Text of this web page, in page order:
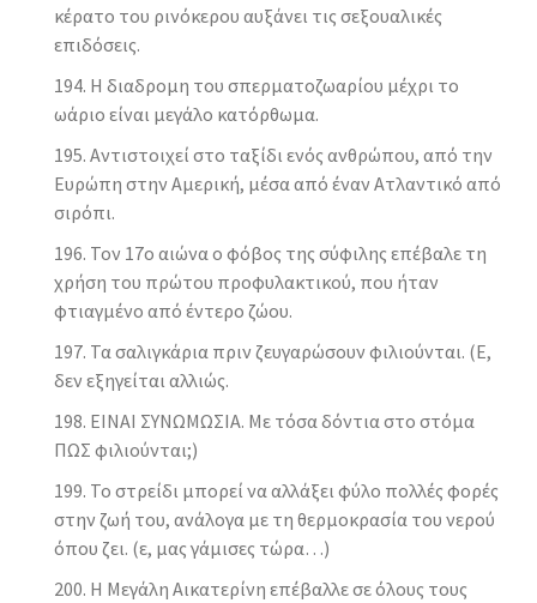
κέρατο του ρινόκερου αυξάνει τις σεξουαλικές
επιδόσεις.
Η διαδρομη του σπερματοζωαρίου μέχρι το
ωάριο είναι μεγάλο κατόρθωμα.
Αντιστοιχεί στο ταξίδι ενός ανθρώπου, από την
Ευρώπη στην Αμερική, μέσα από έναν Ατλαντικό από
σιρόπι.
Τον 17ο αιώνα ο φόβος της σύφιλης επέβαλε τη
χρήση του πρώτου προφυλακτικού, που ήταν
φτιαγμένο από έντερο ζώου.
Τα σαλιγκάρια πριν ζευγαρώσουν φιλιούνται. (Ε,
δεν εξηγείται αλλιώς.
ΕΙΝΑΙ ΣΥΝΩΜΩΣΙΑ. Με τόσα δόντια στο στόμα
ΠΩΣ φιλιούνται;)
Το στρείδι μπορεί να αλλάξει φύλο πολλές φορές
στην ζωή του, ανάλογα με τη θερμοκρασία του νερού
όπου ζει. (ε, μας γάμισες τώρα…)
Η Μεγάλη Αικατερίνη επέβαλλε σε όλους τους